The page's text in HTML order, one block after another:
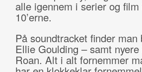
alle igennem i serier og
10’erne.
På soundtracket finder
Ellie Goulding – samt
Roan. Alt i alt fornemmer